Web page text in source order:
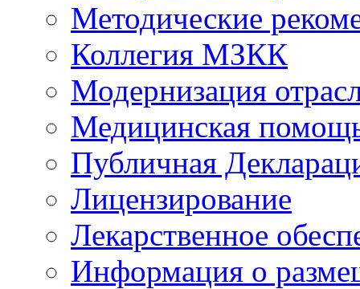
Методические
Коллегия МЗКК
Модернизация
Медицинская
Публичная
Лицензирование
Лекарственное
Информация о